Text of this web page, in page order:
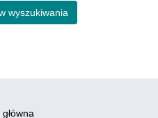
wyszukiwania